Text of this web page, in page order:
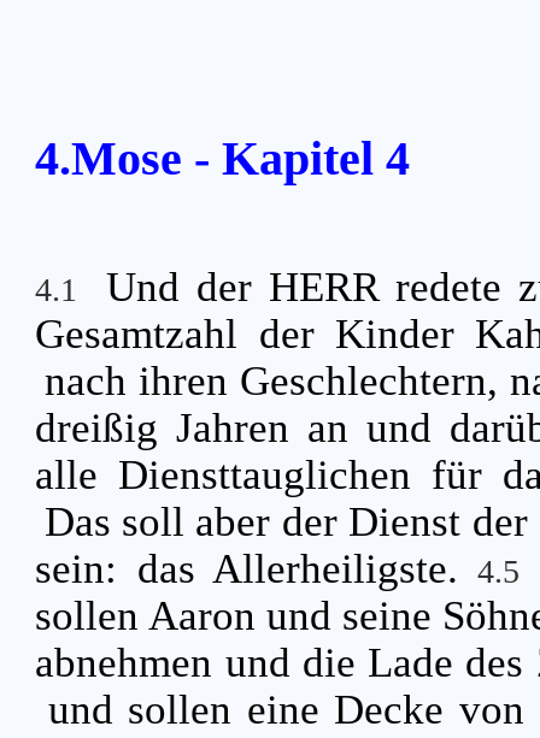
4.Mose - Kapitel 4
4.1
Und der HERR redete
Gesamtzahl der Kinder
nach ihren Geschlechtern,
dreißig Jahren an und
alle Diensttauglichen für
Das soll aber der Dienst
sein: das Allerheiligste.4.5
sollen Aaron und seine
abnehmen und die Lade
und sollen eine Decke von